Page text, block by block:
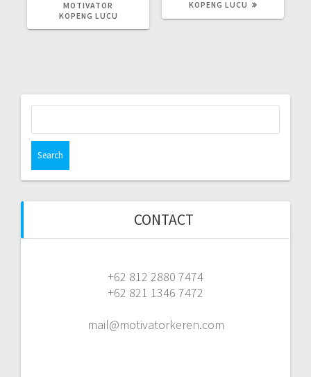
MOTIVATOR
KOPENG LUCU
KOPENG LUCU
CONTACT
+62 812 2880 7474
+62 821 1346 7472
mail@motivatorkeren.com